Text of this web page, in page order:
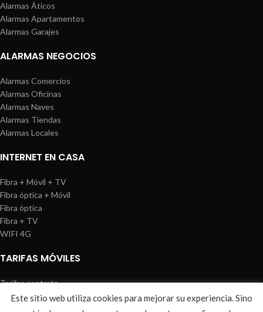
Alarmas Áticos
Alarmas Apartamentos
Alarmas Garajes
ALARMAS NEGOCIOS
Alarmas Comercios
Alarmas Oficinas
Alarmas Naves
Alarmas Tiendas
Alarmas Locales
INTERNET EN CASA
Fibra + Móvil + TV
Fibra óptica + Móvil
Fibra óptica
Fibra + TV
WIFI 4G
TARIFAS MÓVILES
Tarifas contrato
Tarifas prepago
WIREDOSAFE Aviso Legal Política de Cookies |Sitemap
Este sitio web utiliza cookies para mejorar su experiencia. Sino